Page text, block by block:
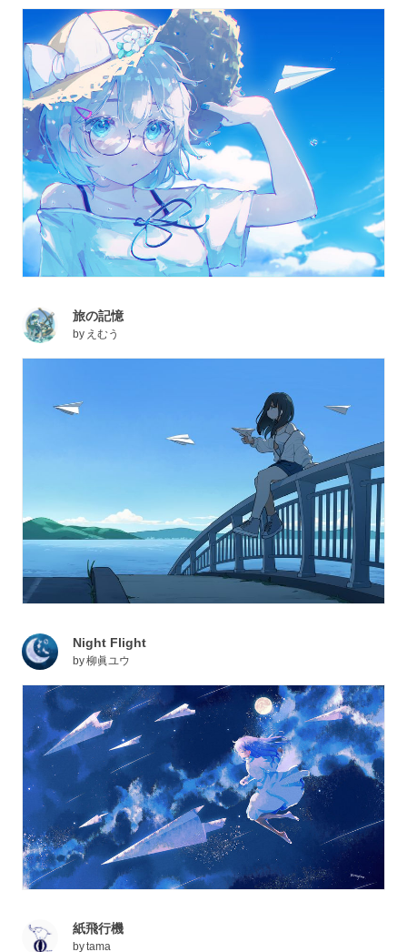
旅の記憶
by えむう
Night Flight
by柳眞ユウ
紙飛行機
bytama